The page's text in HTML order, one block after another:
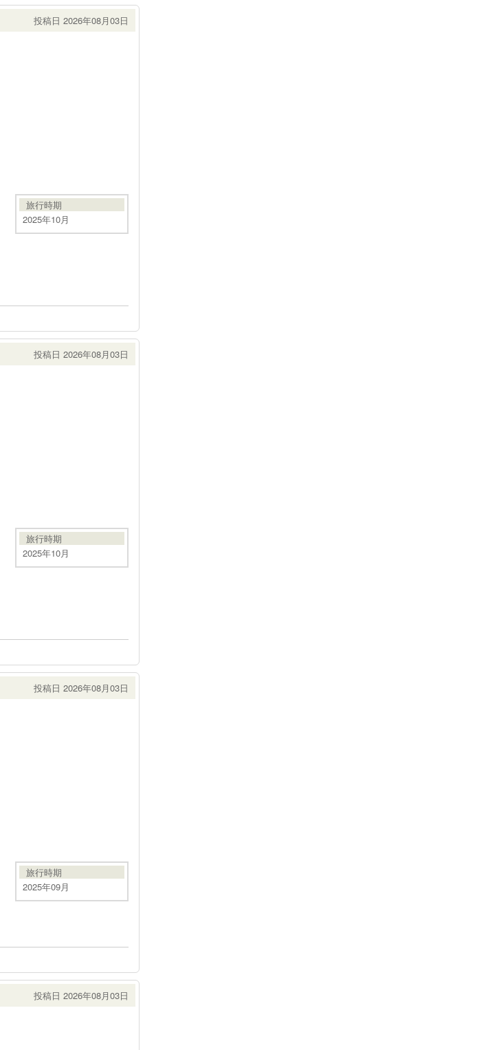
投稿日 2026年08月03日
旅行時期
2025年10月
投稿日 2026年08月03日
旅行時期
2025年10月
投稿日 2026年08月03日
旅行時期
2025年09月
投稿日 2026年08月03日